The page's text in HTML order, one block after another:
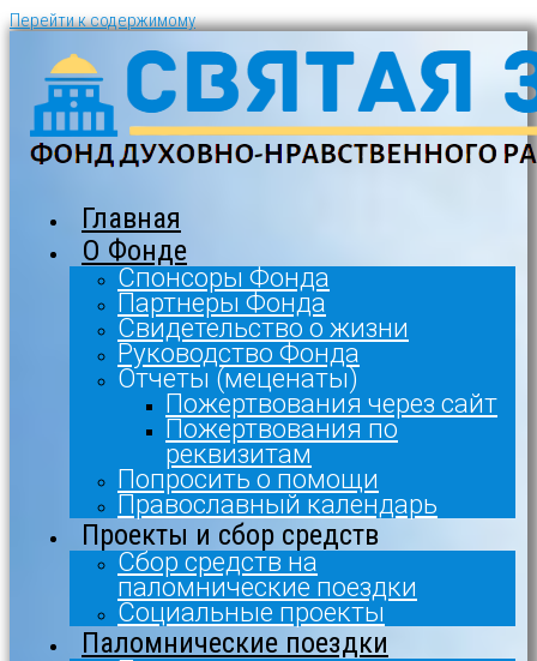
Перейти к содержимому
Главная
О Фонде
Спонсоры Фонда
Партнеры Фонда
Свидетельство о жизни
Руководство Фонда
Отчеты (меценаты)
Пожертвования через сайт
Пожертвования по
реквизитам
Попросить о помощи
Православный календарь
Проекты и сбор средств
Сбор средств на
паломнические поездки
Социальные проекты
Паломнические поездки